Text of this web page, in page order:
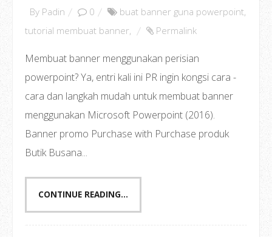
By Padin 0 buat banner guna powerpoint,
tutorial membuat banner, Permalink
Membuat banner menggunakan perisian
powerpoint? Ya, entri kali ini PR ingin kongsi cara -
cara dan langkah mudah untuk membuat banner
menggunakan Microsoft Powerpoint (2016).
Banner promo Purchase with Purchase produk
Butik Busana...
CONTINUE READING...